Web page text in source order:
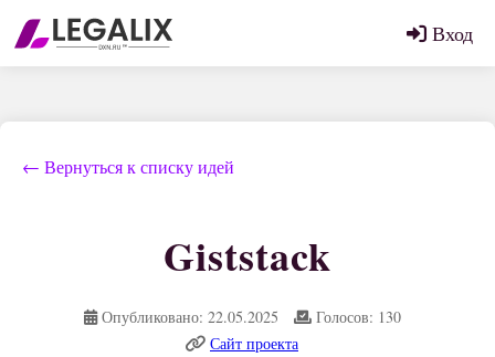
Вход
← Вернуться к списку идей
Giststack
Опубликовано: 22.05.2025
Голосов: 130
Сайт проекта